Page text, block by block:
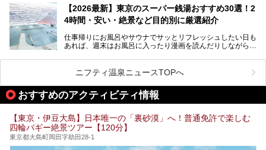
を旅の目的とする「サ旅」や自分へのご褒美のための宿泊な
ど、自分の好きなタイミングで好きなだけサ活ができるのが
魅力です。
最近では、男性専用施設だけでなく、カップルや女性に嬉し
い個室サウナも増えてきました。
ら、特におすすめしたい施設14選をご紹介します。
してみてください。
【2026最新】東京のスーパー銭湯おすすめ30選！2
4時間・安い・絶景など目的別に厳選紹介
仕事帰りにお風呂やサウナでサッとリフレッシュしたい日も
あれば、週末はお風呂に入ったり漫画を読んだりしながら一
また、終電を逃してしまい、「このまま朝までゆっくりでき
る場所があれば」と探した経験がある人も多いのではないで
しょうか。
そこで本記事では、東京でおすすめのスーパー銭湯を、目的
24時間営業で宿泊できる施設や、1,000円以下で楽しめる安
い施設、デートや休日レジャーにもぴったりなエンタメ要素
が充実した施設など、利用のシーンに合わせて参考にしてく
ださい。
ニフティ温泉ニュースTOPへ
おすすめのアクティビティ情報
【東京・伊豆大島】日本唯一の「裏砂漠」へ！普通免許で楽しむ
四輪バギー絶景ツアー【120分】
東京都大島町岡田字助田28-1